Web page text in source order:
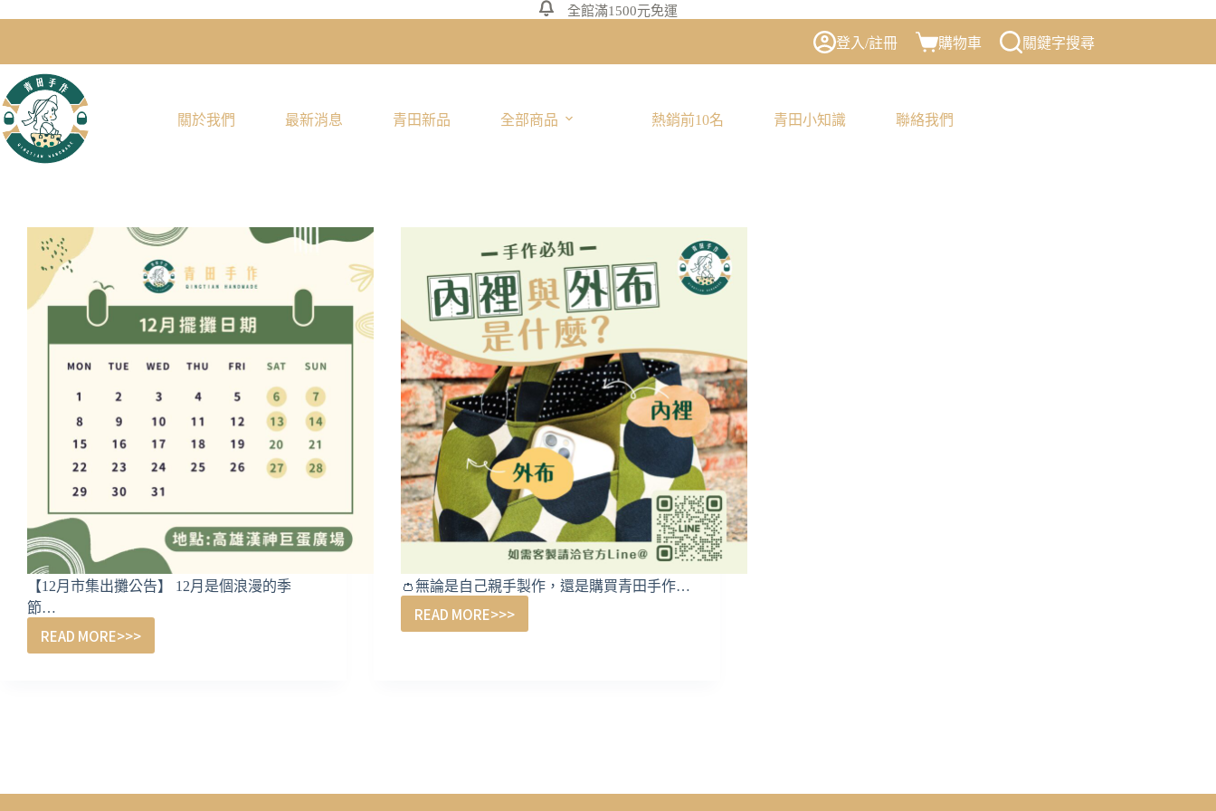
全館滿1500元免運
登入/註冊 購物車 關鍵字搜尋
關於我們 最新消息 青田新品 全部商品 熱銷前10名 青田小知識 聯絡我們
【12月市集出攤公告】 12月是個浪漫的季
節…
READ MORE>>>
👛無論是自己親手製作，還是購買青田手作…
READ MORE>>>